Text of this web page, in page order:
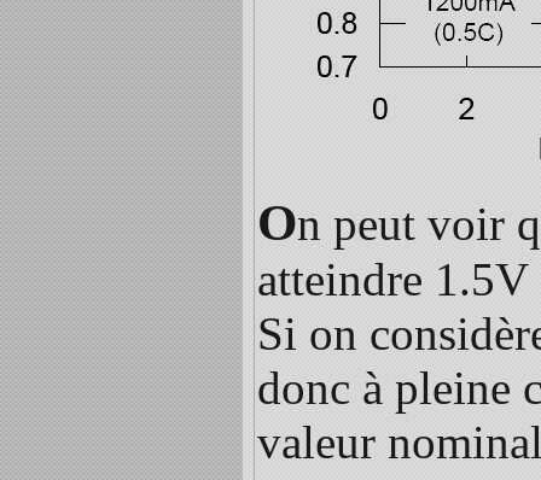
On peut voir
atteindre 1.5V
Si on
donc à pleine
valeur